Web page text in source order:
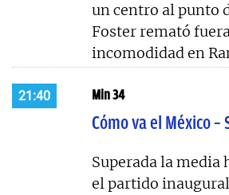
un centro al punto
Foster remató
incomodidad en
21:40 Min 34
Cómo va el México –
Superada la media
el partido